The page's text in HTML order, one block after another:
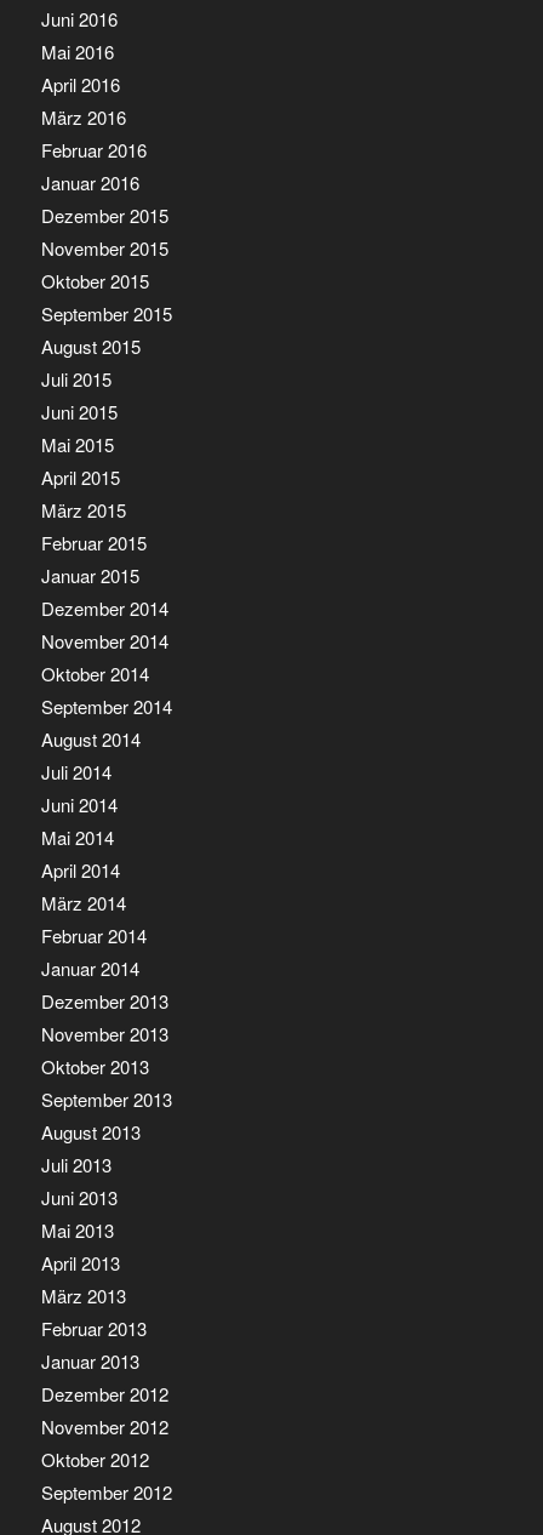
Juni 2016
Mai 2016
April 2016
März 2016
Februar 2016
Januar 2016
Dezember 2015
November 2015
Oktober 2015
September 2015
August 2015
Juli 2015
Juni 2015
Mai 2015
April 2015
März 2015
Februar 2015
Januar 2015
Dezember 2014
November 2014
Oktober 2014
September 2014
August 2014
Juli 2014
Juni 2014
Mai 2014
April 2014
März 2014
Februar 2014
Januar 2014
Dezember 2013
November 2013
Oktober 2013
September 2013
August 2013
Juli 2013
Juni 2013
Mai 2013
April 2013
März 2013
Februar 2013
Januar 2013
Dezember 2012
November 2012
Oktober 2012
September 2012
August 2012